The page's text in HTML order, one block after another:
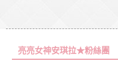
亮亮女神安琪拉★粉絲團